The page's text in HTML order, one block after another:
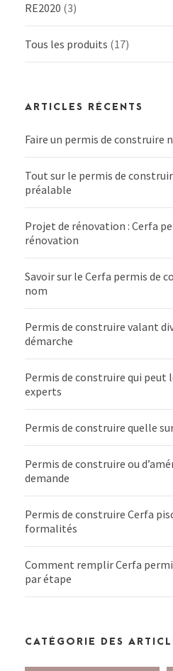
RE2020 (3)
Tous les produits (17)
ARTICLES RÉCENTS
Faire un permis de construire
Tout sur le permis de
préalable
Projet de rénovation : Cerfa
rénovation
Savoir sur le Cerfa permis de
nom
Permis de construire valant
démarche
Permis de construire qui peut
experts
Permis de construire quelle
Permis de construire ou
demande
Permis de construire Cerfa
formalités
Comment remplir Cerfa
par étape
CATÉGORIE DES